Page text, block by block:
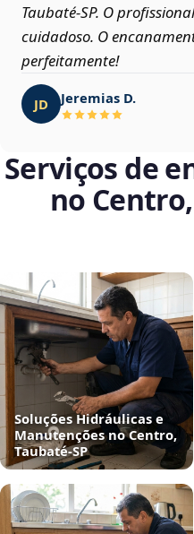
Taubaté‑SP. O
cuidadoso. O
perfeitamente!
JD Jeremias D.
Serviços de
no
Soluções Hidráulicas e
Manutenções no Centro,
Taubaté‑SP